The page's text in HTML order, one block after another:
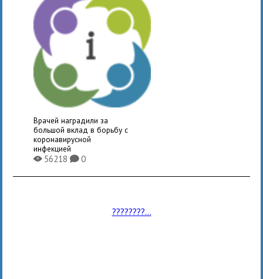
Врачей наградили за
большой вклад в борьбу с
коронавирусной
инфекцией
X56218K0
????????...